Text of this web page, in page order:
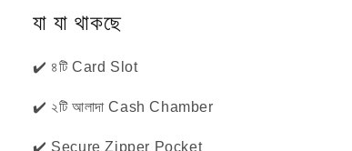
যা যা থাকছে
✔️ ৪টি Card Slot
✔️ ২টি আলাদা Cash Chamber
✔️ Secure Zipper Pocket